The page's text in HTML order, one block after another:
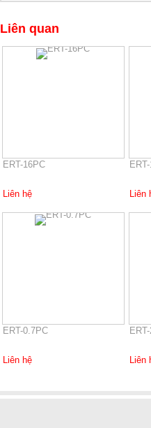
Liên quan
ERT-16PC
Liên hệ Liên
ERT-0.7PC
Liên hệ Liên